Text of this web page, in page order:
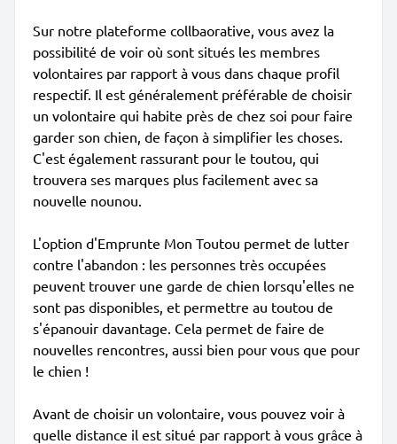
Sur notre plateforme collbaorative, vous avez la
possibilité de voir où sont situés les membres
volontaires par rapport à vous dans chaque profil
respectif. Il est généralement préférable de choisir
un volontaire qui habite près de chez soi pour faire
garder son chien, de façon à simplifier les choses.
C'est également rassurant pour le toutou, qui
trouvera ses marques plus facilement avec sa
nouvelle nounou.
L'option d'Emprunte Mon Toutou permet de lutter
contre l'abandon : les personnes très occupées
peuvent trouver une garde de chien lorsqu'elles ne
sont pas disponibles, et permettre au toutou de
s'épanouir davantage. Cela permet de faire de
nouvelles rencontres, aussi bien pour vous que pour
le chien !
Avant de choisir un volontaire, vous pouvez voir à
quelle distance il est situé par rapport à vous grâce à